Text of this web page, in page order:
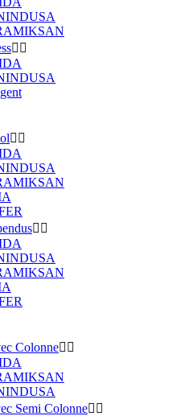
 
 
 
Colonne 
Semi Colonne 